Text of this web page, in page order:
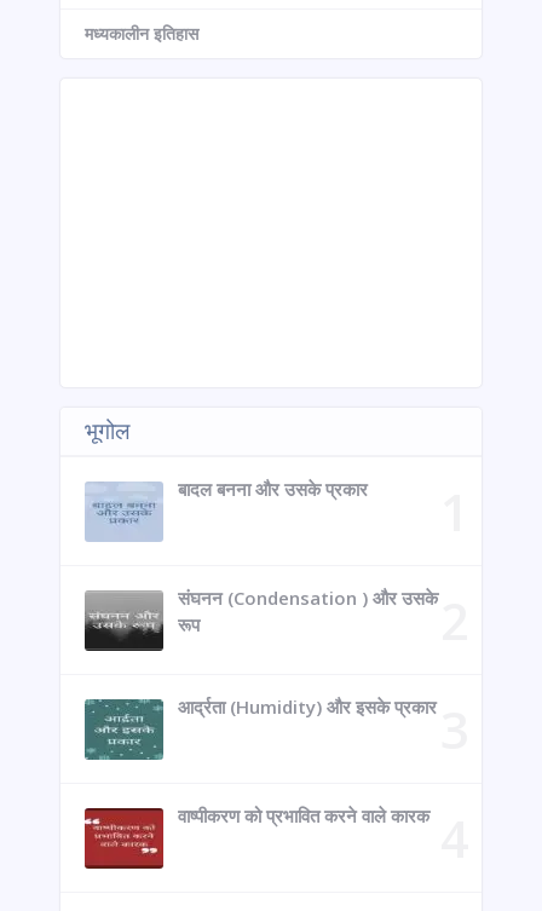
मध्यकालीन इतिहास
भूगोल
बादल बनना और उसके प्रकार
संघनन (Condensation ) और उसके
रूप
आर्द्रता (Humidity) और इसके प्रकार
वाष्पीकरण को प्रभावित करने वाले कारक